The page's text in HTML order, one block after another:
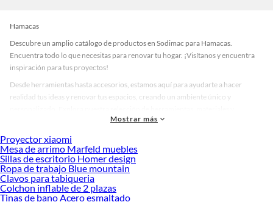
Hamacas
Descubre un amplio catálogo de productos en Sodimac para Hamacas.
Encuentra todo lo que necesitas para renovar tu hogar. ¡Visítanos y encuentra
inspiración para tus proyectos!
Desde herramientas hasta accesorios, estamos aquí para ayudarte a hacer
realidad tus ideas y renovar tus espacios, creando un ambiente único y
accesorios de calidad que te ayudarán a crear un espacio más tú.
Desde remodelaciones hasta proyectos de decoración, estamos aquí para hacer
tus ideas realidad. ¡Visítanos y encuentra todo lo que tenemos para ofrecerte en
Hamacas!
Explora la variedad de productos de Hamacas en Sodimac
Herramientas, materiales y accesorios de calidad para tus proyectos y
Mostrar más
Proyector xiaomi
Mesa de arrimo Marfeld muebles
Sillas de escritorio Homer design
Ropa de trabajo Blue mountain
Clavos para tabiqueria
Colchon inflable de 2 plazas
Tinas de bano Acero esmaltado